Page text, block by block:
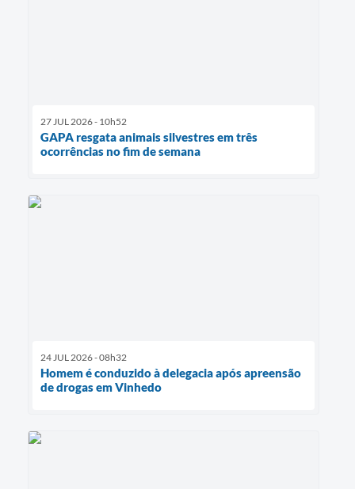
27 JUL 2026 - 10h52
GAPA resgata animais silvestres em três
ocorrências no fim de semana
24 JUL 2026 - 08h32
Homem é conduzido à delegacia após apreensão
de drogas em Vinhedo